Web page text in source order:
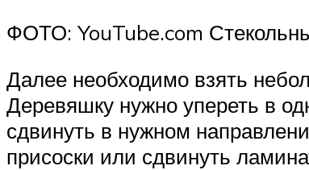
ФОТО: YouTube.com
Далее необходимо взять
Деревяшку нужно упереть в
сдвинуть в нужном
присоски или сдвинуть